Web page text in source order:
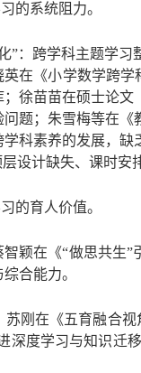
的系统阻力。
”：跨学科主题学
在《小学数学跨
徐苗苗在硕士论
题；朱雪梅等在
科素养的发展，
设计缺失、课时
的育人价值。
颖在《“做思共生
合能力。
苏刚在《五育融合
深度学习与知识